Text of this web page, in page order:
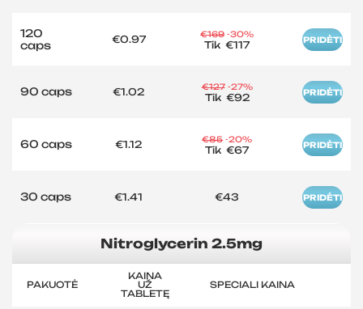
120
caps
€0.97 €169 -30%
Tik€117 PRIDĖTI
90 caps €1.02 €127 -27%
Tik €92 PRIDĖTI
60 caps €1.12 €85 -20%
Tik€67 PRIDĖTI
30 caps €1.41 €43 PRIDĖTI
Nitroglycerin 2.5mg
PAKUOTĖ
KAINA
UŽ
TABLETĘ
SPECIALI KAINA